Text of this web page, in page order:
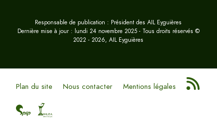
Responsable de publication : Président des AIL Eyguières
Dernière mise à jour : lundi 24 novembre 2025 - Tous droits réservés ©
2022 - 2026, AIL Eyguières
Plan du site Nous contacter Mentions légales